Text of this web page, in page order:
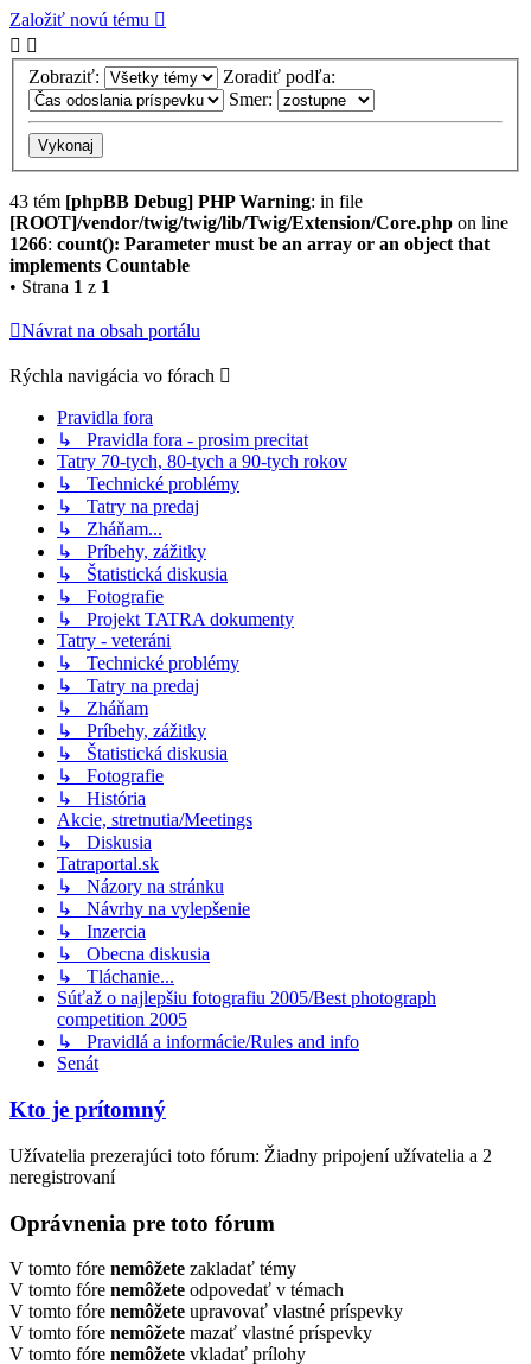
Založiť novú tému
Zobraziť:
Zoradiť podľa:
Smer:
43 tém [phpBB Debug] PHP Warning: in file
[ROOT]/vendor/twig/twig/lib/Twig/Extension/Core.php on line
1266: count(): Parameter must be an array or an object that
implements Countable
• Strana 1 z 1
Návrat na obsah portálu
Rýchla navigácia vo fórach
Pravidla fora
↳ Pravidla fora - prosim precitat
Tatry 70-tych, 80-tych a 90-tych rokov
↳ Technické problémy
↳ Tatry na predaj
↳ Zháňam...
↳ Príbehy, zážitky
↳ Štatistická diskusia
↳ Fotografie
↳ Projekt TATRA dokumenty
Tatry - veteráni
↳ Technické problémy
↳ Tatry na predaj
↳ Zháňam
↳ Príbehy, zážitky
↳ Štatistická diskusia
↳ Fotografie
↳ História
Akcie, stretnutia/Meetings
↳ Diskusia
Tatraportal.sk
↳ Názory na stránku
↳ Návrhy na vylepšenie
↳ Inzercia
↳ Obecna diskusia
↳ Tláchanie...
Súťaž o najlepšiu fotografiu 2005/Best photograph
competition 2005
↳ Pravidlá a informácie/Rules and info
Senát
Kto je prítomný
Užívatelia prezerajúci toto fórum: Žiadny pripojení užívatelia a 2
neregistrovaní
Oprávnenia pre toto fórum
V tomto fóre nemôžete zakladať témy
V tomto fóre nemôžete odpovedať v témach
V tomto fóre nemôžete upravovať vlastné príspevky
V tomto fóre nemôžete mazať vlastné príspevky
V tomto fóre nemôžete vkladať prílohy